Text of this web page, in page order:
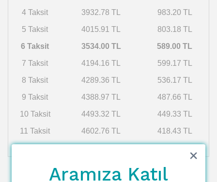
4 Taksit 3932.78 TL 983.20 TL
5 Taksit 4015.91 TL 803.18 TL
6 Taksit 3534.00 TL 589.00 TL
7 Taksit 4194.16 TL 599.17 TL
8 Taksit 4289.36 TL 536.17 TL
9 Taksit 4388.97 TL 487.66 TL
10 Taksit 4493.32 TL 449.33 TL
11 Taksit 4602.76 TL 418.43 TL
Aramıza Katıl